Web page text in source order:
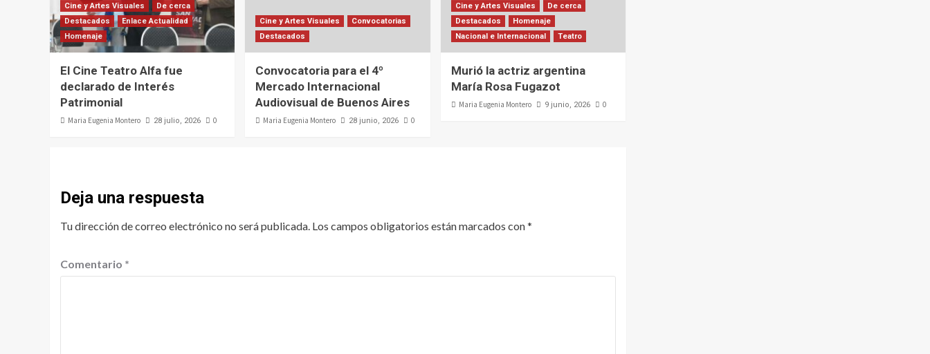
Cine y Artes Visuales
De cerca
Destacados
Enlace Actualidad
Homenaje
El Cine Teatro Alfa fue
declarado de Interés
Patrimonial
Maria Eugenia Montero 28 julio, 2026 0
Cine y Artes Visuales
Convocatorias
Destacados
Convocatoria para el 4º
Mercado Internacional
Audiovisual de Buenos Aires
Maria Eugenia Montero 28 junio, 2026 0
Cine y Artes Visuales
De cerca
Destacados
Homenaje
Nacional e Internacional
Teatro
Murió la actriz argentina
María Rosa Fugazot
Maria Eugenia Montero 9 junio, 2026 0
Deja una respuesta
Tu dirección de correo electrónico no será publicada. Los campos obligatorios están marcados con*
Comentario *